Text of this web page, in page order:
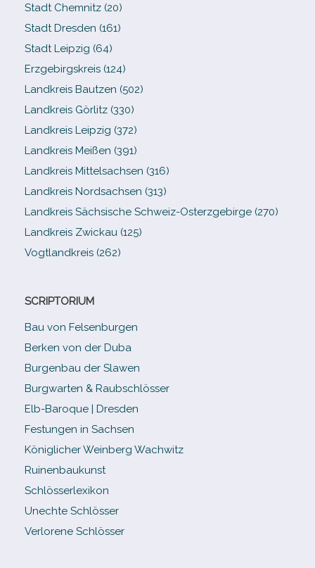
Stadt Chemnitz (20)
Stadt Dresden (161)
Stadt Leipzig (64)
Erzgebirgskreis (124)
Landkreis Bautzen (502)
Landkreis Görlitz (330)
Landkreis Leipzig (372)
Landkreis Meißen (391)
Landkreis Mittelsachsen (316)
Landkreis Nordsachsen (313)
Landkreis Sächsische Schweiz-​Osterzgebirge (270)
Landkreis Zwickau (125)
Vogtlandkreis (262)
SCRIPTORIUM
Bau von Felsenburgen
Berken von der Duba
Burgenbau der Slawen
Burgwarten & Raubschlösser
Elb-​Baroque | Dresden
Festungen in Sachsen
Königlicher Weinberg Wachwitz
Ruinenbaukunst
Schlösserlexikon
Unechte Schlösser
Verlorene Schlösser